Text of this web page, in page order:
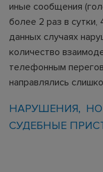
иные сообщения
более 2 раз в сутки,
данных случаях
количество
телефонным
направлялись
НАРУШЕНИЯ
СУДЕБНЫЕ